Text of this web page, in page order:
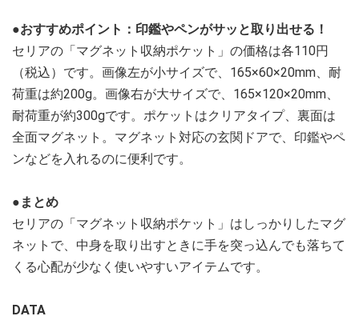
●おすすめポイント：印鑑やペンがサッと取り出せる！
セリアの「マグネット収納ポケット」の価格は各110円
（税込）です。画像左が小サイズで、165×60×20mm、耐
荷重は約200g。画像右が大サイズで、165×120×20mm、
耐荷重が約300gです。ポケットはクリアタイプ、裏面は
全面マグネット。マグネット対応の玄関ドアで、印鑑やペ
ンなどを入れるのに便利です。
●まとめ
セリアの「マグネット収納ポケット」はしっかりしたマグ
ネットで、中身を取り出すときに手を突っ込んでも落ちて
くる心配が少なく使いやすいアイテムです。
DATA